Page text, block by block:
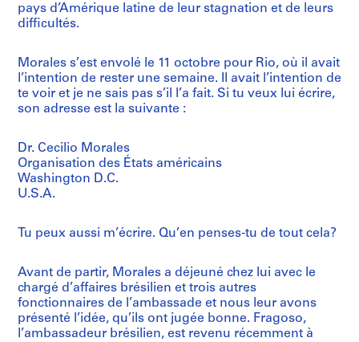
pays d’Amérique latine de leur stagnation et de leurs
difficultés.
Morales s’est envolé le 11 octobre pour Rio, où il avait
l’intention de rester une semaine. Il avait l’intention de
te voir et je ne sais pas s’il l’a fait. Si tu veux lui écrire,
son adresse est la suivante :
Dr. Cecilio Morales
Organisation des États américains
Washington D.C.
U.S.A.
Tu peux aussi m’écrire. Qu’en penses-tu de tout cela?
Avant de partir, Morales a déjeuné chez lui avec le
chargé d’affaires brésilien et trois autres
fonctionnaires de l’ambassade et nous leur avons
présenté l’idée, qu’ils ont jugée bonne. Fragoso,
l’ambassadeur brésilien, est revenu récemment à